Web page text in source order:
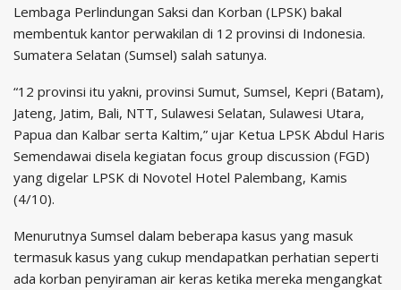
Lembaga Perlindungan Saksi dan Korban (LPSK) bakal
membentuk kantor perwakilan di 12 provinsi di Indonesia.
Sumatera Selatan (Sumsel) salah satunya.
“12 provinsi itu yakni, provinsi Sumut, Sumsel, Kepri (Batam),
Jateng, Jatim, Bali, NTT, Sulawesi Selatan, Sulawesi Utara,
Papua dan Kalbar serta Kaltim,” ujar Ketua LPSK Abdul Haris
Semendawai disela kegiatan focus group discussion (FGD)
yang digelar LPSK di Novotel Hotel Palembang, Kamis
(4/10).
Menurutnya Sumsel dalam beberapa kasus yang masuk
termasuk kasus yang cukup mendapatkan perhatian seperti
ada korban penyiraman air keras ketika mereka mengangkat